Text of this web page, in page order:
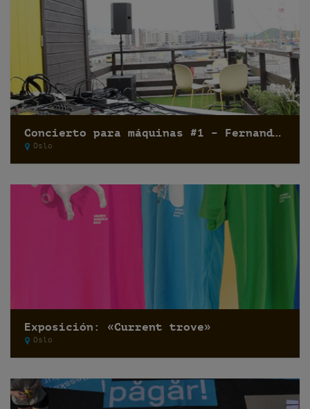
Concierto para máquinas #1 – Fernando Lagreca
Oslo
Exposición: «Current trove»
Oslo